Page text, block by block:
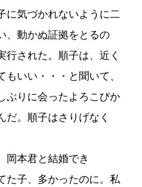
に気づかれないように二
、動かぬ証拠をとるの
された。順子は、近く
いい・・・と聞いて、
ぶりに会ったよろこびか
だ。順子はさりげなく
本君と結婚でき
た子、多かったのに。私